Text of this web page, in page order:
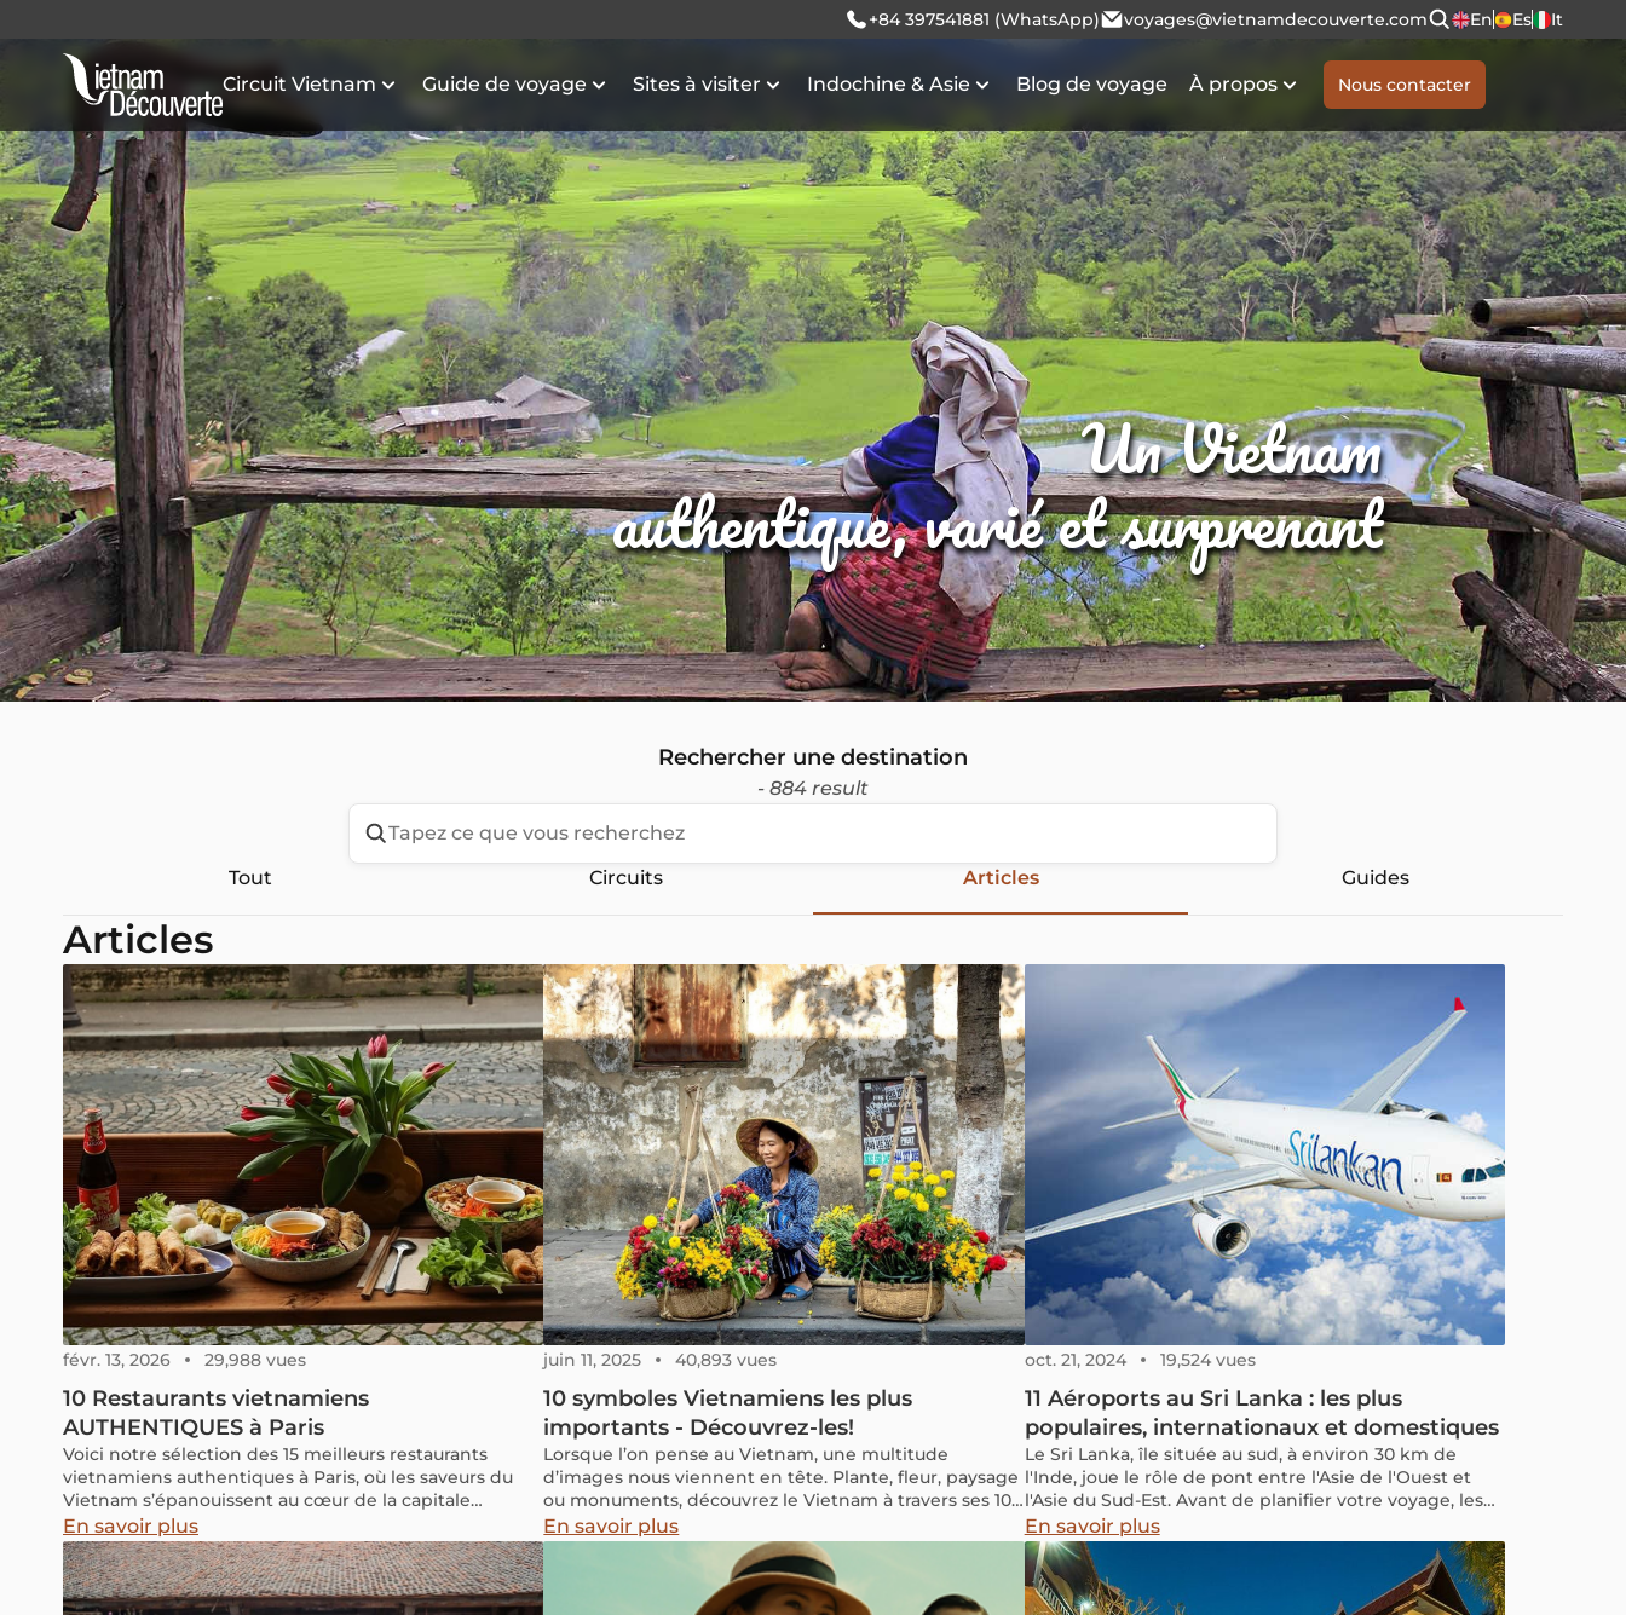
+84 397541881 (WhatsApp) voyages@vietnamdecouverte.com En Es It
Circuit Vietnam Guide de voyage Sites à visiter Indochine & Asie Blog de voyage À propos Nous contacter
Un Vietnam
authentique, varié et surprenant
Rechercher une destination
- 884 result
Tout Circuits Articles Guides
Articles
févr. 13, 2026 29,988 vues
10 Restaurants vietnamiens
AUTHENTIQUES à Paris
Voici notre sélection des 15 meilleurs restaurants
vietnamiens authentiques à Paris, où les saveurs du
Vietnam s’épanouissent au cœur de la capitale
française.
En savoir plus
juin 11, 2025 40,893 vues
10 symboles Vietnamiens les plus
importants - Découvrez-les!
Lorsque l’on pense au Vietnam, une multitude
d’images nous viennent en tête. Plante, fleur, paysage
ou monuments, découvrez le Vietnam à travers ses 10
plus importants symboles qui sont profondément
ancrés dans la vie quotidienne des Vietnamiens et
que vous aurez l’occasion de voir pendant votre
prochain voyage au Vietnam.
En savoir plus
oct. 21, 2024 19,524 vues
11 Aéroports au Sri Lanka : les plus
populaires, internationaux et domestiques
Le Sri Lanka, île située au sud, à environ 30 km de
l'Inde, joue le rôle de pont entre l'Asie de l'Ouest et
l'Asie du Sud-Est. Avant de planifier votre voyage, les
informations sur les vols et les aéroports d'arrivée sont
toujours essentielles. Bien que le pays ne soit pas
vaste, il dispose de nombreux aéroports et quais bien
équipés en infrastructures et services publics. Cet
En savoir plus